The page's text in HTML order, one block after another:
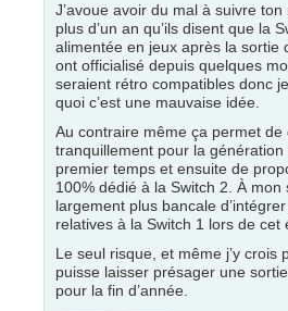
J’avoue avoir du mal à suivre
plus d’un an qu’ils disent que la
alimentée en jeux après la sortie
ont officialisé depuis quelques
seraient rétro compatibles donc
quoi c’est une mauvaise idée.
Au contraire même ça permet de
tranquillement pour la génération
premier temps et ensuite de
100% dédié à la Switch 2. À mon
largement plus bancale
relatives à la Switch 1 lors de cet
Le seul risque, et même j’y crois
puisse laisser présager une
pour la fin d’année.